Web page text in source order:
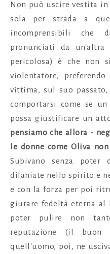
Non può uscire vestita in
sola per strada a
incomprensibili che
pronunciati da
pericolosa) è che non
violentatore,
vittima, sul suo
comportarsi come se
possa giustificare un
pensiamo che allora -
le donne come Oliva
Subivano senza poter
dilaniate nello spirito e
e con la forza per poi
giurare fedeltà eterna al
poter pulire non
reputazione (il buon
quell'uomo, poi, ne